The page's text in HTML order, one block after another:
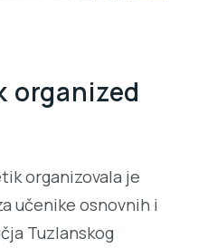
organized
organizovala je
učenike osnovnih i
Tuzlanskog